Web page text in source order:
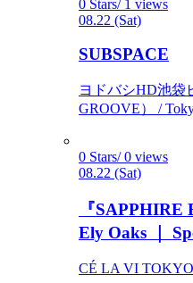
0 Stars/ 1 views
08.22 (Sat)
SUBSPACE
ヨドバシHD池袋
GROOVE） /
0 Stars/ 0 views
08.22 (Sat)
『
Ely Oaks ｜
CÉ LA VI